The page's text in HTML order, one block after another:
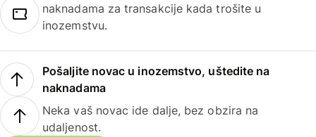
naknadama za transakcije kada trošite u
inozemstvu.
Pošaljite novac u inozemstvo, uštedite na
naknadama
Neka vaš novac ide dalje, bez obzira na
udaljenost.